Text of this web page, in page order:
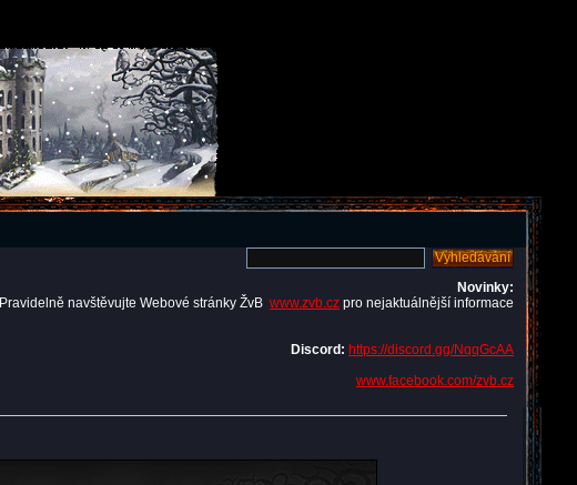
Novinky:
Pravidelně navštěvujte Webové stránky ŽvB www.zvb.cz pro nejaktuálnější informace
Discord: https://discord.gg/NqqGcAA
www.facebook.com/zvb.cz